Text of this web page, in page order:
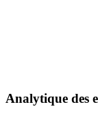
Analytique des